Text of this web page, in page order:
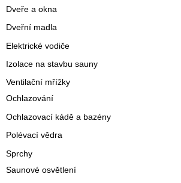
Dveře a okna
Dveřní madla
Elektrické vodiče
Izolace na stavbu sauny
Ventilační mřížky
Ochlazování
Ochlazovací kádě a bazény
Polévací vědra
Sprchy
Saunové osvětlení